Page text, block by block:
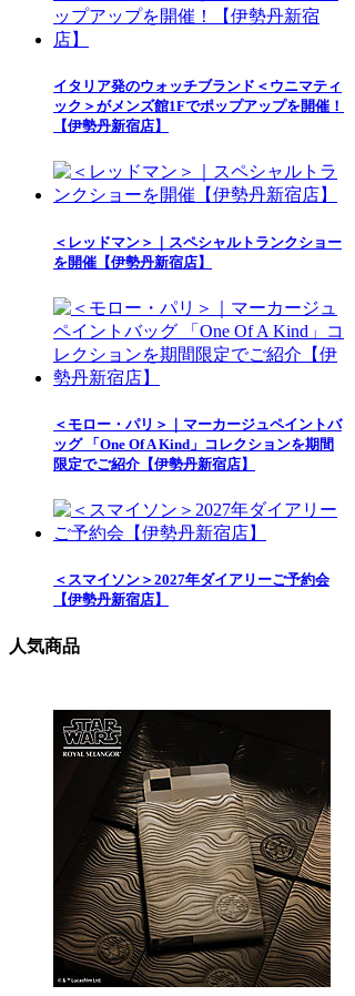
イタリア発のウォッチブランド＜ウニマティ
ック＞がメンズ館1Fでポップアップを開催！
【伊勢丹新宿店】
＜レッドマン＞｜スペシャルトランクショー
を開催【伊勢丹新宿店】
＜モロー・パリ＞｜マーカージュペイントバ
ッグ 「One Of A Kind」コレクションを期間
限定でご紹介【伊勢丹新宿店】
＜スマイソン＞2027年ダイアリーご予約会
【伊勢丹新宿店】
人気商品